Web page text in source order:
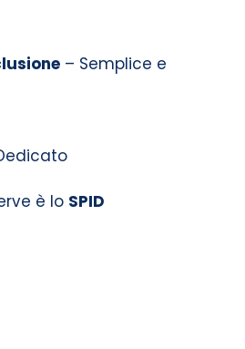
– Semplice e
è lo SPID